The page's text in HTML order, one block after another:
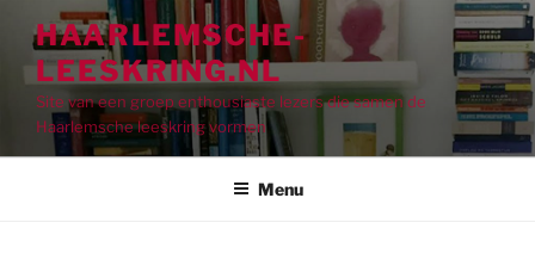
naar
inhoud
HAARLEMSCHE-
LEESKRING.NL
Site van een groep enthousiaste lezers die samen de
Haarlemsche leeskring vormen
Menu